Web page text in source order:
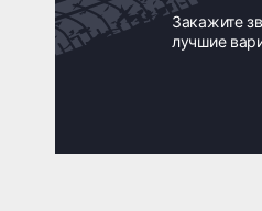
Закажите
лучшие